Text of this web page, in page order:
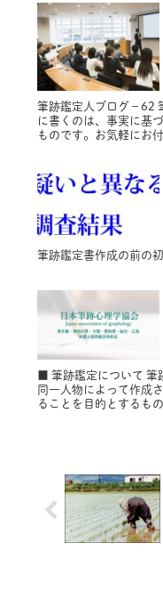
筆跡鑑定人ブログ－
に書くのは、事実に基
ものです。お気軽にお
筆跡鑑定書作成の前の
■ 筆跡鑑定について 筆
同一人物によって作成
ることを目的とするも